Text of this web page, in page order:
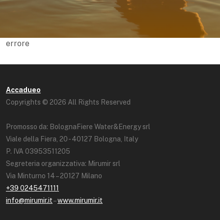
errore
Accadueo
Copyrights © 2026 All Rights Reserved
Promosso da: BolognaFiere Water&Energy srl
Viale della Fiera, 20 - 40127 Bologna, Italy
P. IVA 03953511205
Segreteria organizzativa: Mirumir srl
Via Minturno 14 – 20127 Milano
+39 0245471111
info@mirumir.it–www.mirumir.it